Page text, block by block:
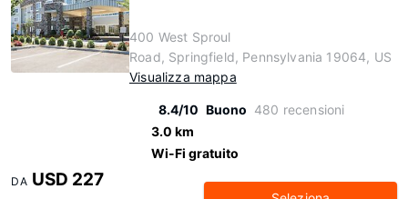
400 West Sproul
Road, Springfield, Pennsylvania 19064, US
Visualizza mappa
8.4/10 Buono 480 recensioni
3.0 km
Wi-Fi gratuito
DA USD 227